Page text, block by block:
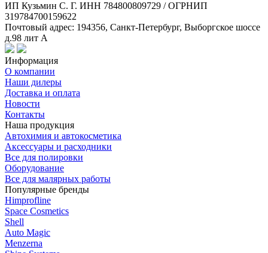
ИП Кузьмин C. Г. ИНН 784800809729 / ОГРНИП
319784700159622
Почтовый адрес: 194356, Санкт-Петербург, Выборгское шоссе
д.98 лит А
Информация
О компании
Наши дилеры
Доставка и оплата
Новости
Контакты
Наша продукция
Автохимия и автокосметика
Аксессуары и расходники
Все для полировки
Оборудование
Все для малярных работы
Популярные бренды
Himprofline
Space Cosmetics
Shell
Auto Magic
Menzerna